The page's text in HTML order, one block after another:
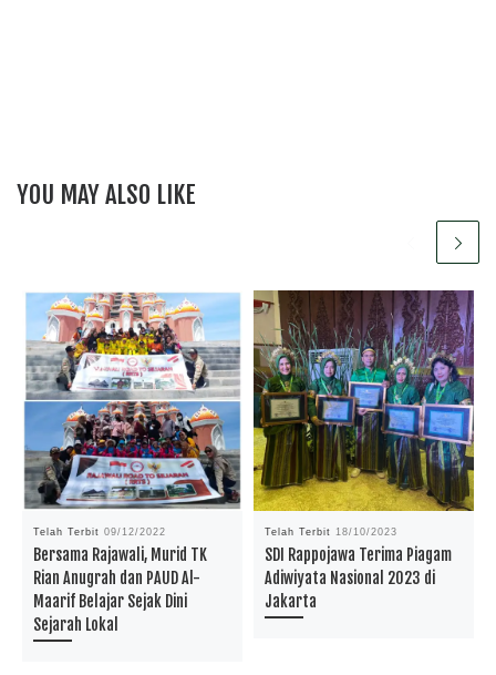
YOU MAY ALSO LIKE
Telah Terbit09/12/2022
Bersama Rajawali, Murid TK
Rian Anugrah dan PAUD Al-
Maarif Belajar Sejak Dini
Sejarah Lokal
Telah Terbit18/10/2023
SDI Rappojawa Terima Piagam
Adiwiyata Nasional 2023 di
Jakarta